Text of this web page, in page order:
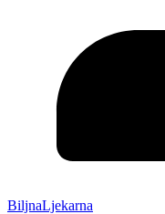
BiljnaLjekarna